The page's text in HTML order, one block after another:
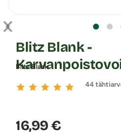
Blitz Blank
Blitz Blank -
44
Hinta:
16,99 €